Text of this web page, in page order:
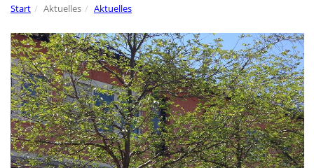
Start Aktuelles Aktuelles